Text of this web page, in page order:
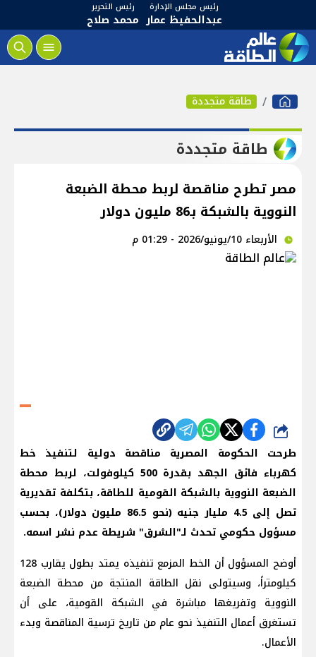
رئيس مجلس الإدارة
عبدالحفيظ عمار
رئيس التحرير
محمد صلاح
طاقة متجددة
طاقة متجددة
مصر تطرح مناقصة لربط محطة الضبعة
النووية بالشبكة بـ86 مليون دولار
الأربعاء 10/يونيو/2026 - 01:29 م
شارك
طرحت الحكومة المصرية مناقصة دولية لتنفيذ خط
كهرباء فائق الجهد بقدرة 500 كيلوفولت، لربط محطة
الضبعة النووية بالشبكة القومية للطاقة، بتكلفة تقديرية
تصل إلى 4.5 مليار جنيه (نحو 86.5 مليون دولار)، بحسب
مسؤول حكومي تحدث لـ"الشرق" شريطة عدم نشر اسمه.
أوضح المسؤول أن الخط المزمع تنفيذه يمتد بطول يقارب 128
كيلومتراً، وسيتولى نقل الطاقة المنتجة من محطة الضبعة
النووية وتفريغها مباشرة في الشبكة القومية، على أن
تستغرق أعمال التنفيذ نحو عام من تاريخ ترسية المناقصة وبدء
الأعمال.